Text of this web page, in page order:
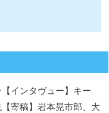
インタヴュー】キー
寄稿】岩本晃市郎、大